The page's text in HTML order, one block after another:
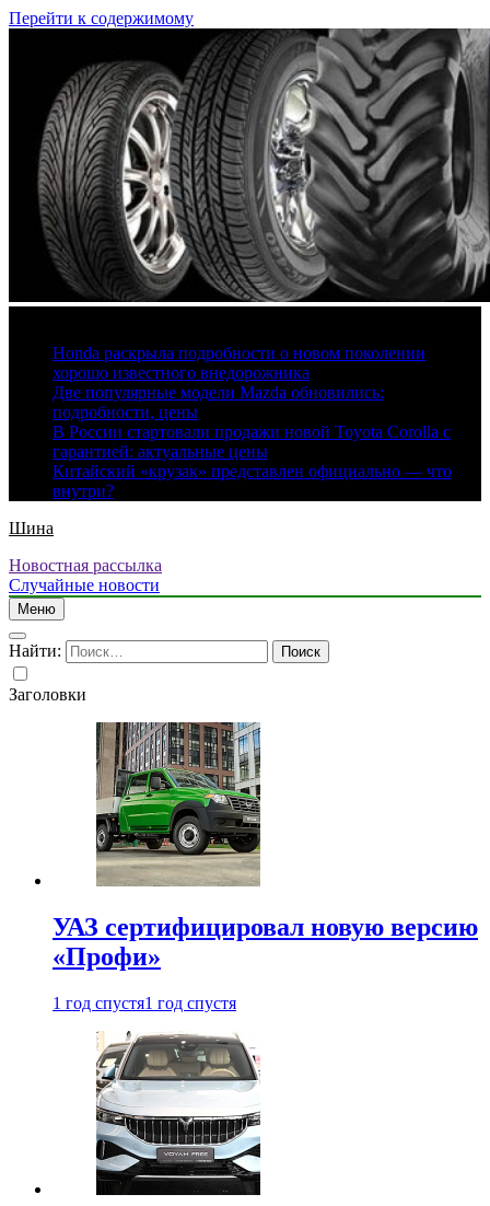
Перейти к содержимому
Honda раскрыла подробности о новом поколении
хорошо известного внедорожника
Две популярные модели Mazda обновились:
подробности, цены
В России стартовали продажи новой Toyota Corolla с
гарантией: актуальные цены
Китайский «крузак» представлен официально — что
внутри?
Шина
Новостная рассылка
Случайные новости
Меню
Найти:
Заголовки
УАЗ сертифицировал новую версию
«Профи»
1 год спустя1 год спустя